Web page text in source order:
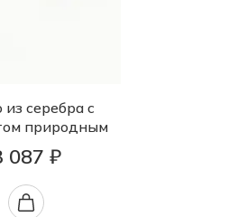
серебра с
природным
087 ₽